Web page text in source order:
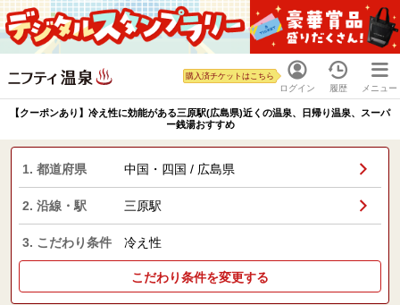
ログイン
購入済チケットはこちら
履歴 メニュー
【クーポンあり】冷え性に効能がある三原駅(広島県)近くの温泉、日帰り温泉、スーパ
ー銭湯おすすめ
1. 都道府県 中国・四国 / 広島県
2. 沿線・駅 三原駅
3. こだわり条件 冷え性
こだわり条件を変更する